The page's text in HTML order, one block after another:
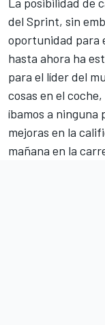
del Sprint, sin
oportunidad para
hasta ahora ha
para el líder del
cosas en el
íbamos a ninguna
mejoras en la
mañana en la